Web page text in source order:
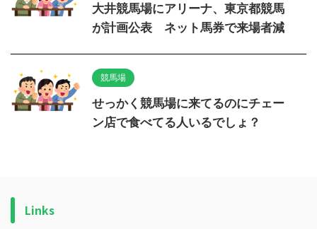
大井競馬場にアリーナ、東京都競馬
が計画公表 ネット馬券で来場者減
競馬場
せっかく競馬場に来てるのにチェー
ン店で食べてる人いるでしょ？
Links